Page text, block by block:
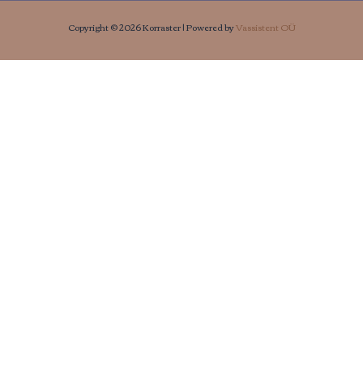
Copyright © 2026 Korraster | Powered byVassistent OÜ